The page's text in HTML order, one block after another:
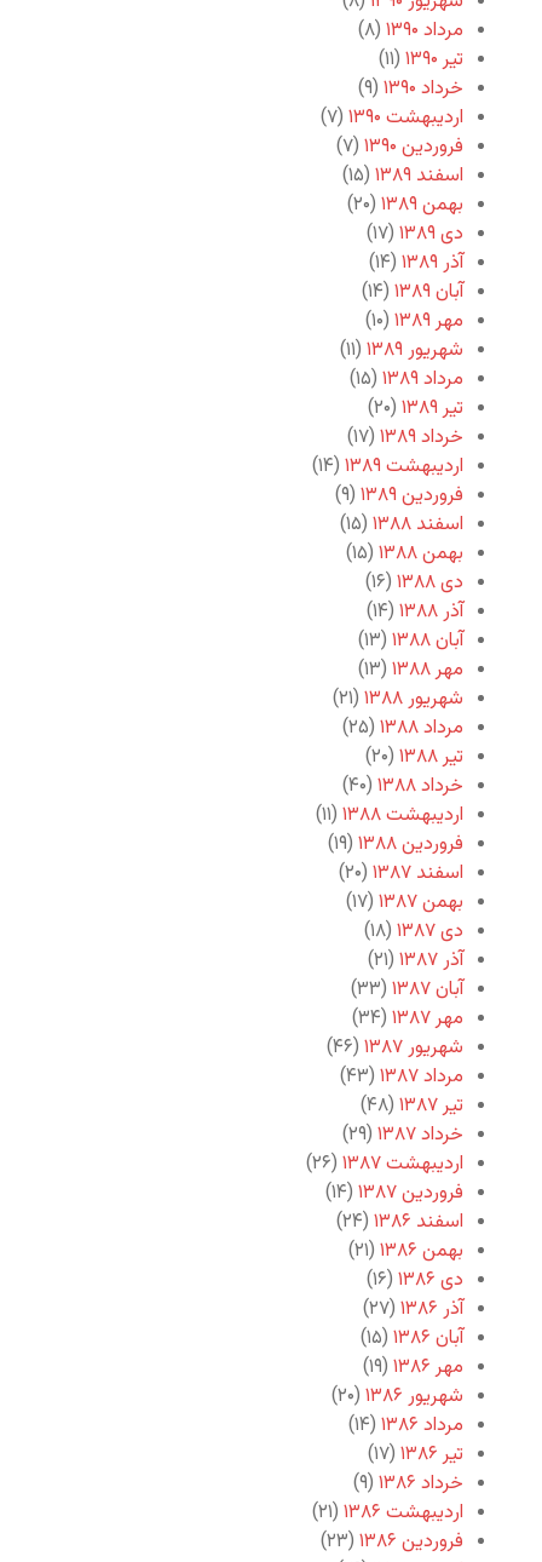
مرداد ۱۳۹۰
(۸)
تیر ۱۳۹۰
(۱۱)
خرداد ۱۳۹۰
(۹)
اردیبهشت ۱۳۹۰
(۷)
فروردین ۱۳۹۰
(۷)
اسفند ۱۳۸۹
(۱۵)
بهمن ۱۳۸۹
(۲۰)
دی ۱۳۸۹
(۱۷)
آذر ۱۳۸۹
(۱۴)
آبان ۱۳۸۹
(۱۴)
مهر ۱۳۸۹
(۱۰)
شهریور ۱۳۸۹
(۱۱)
مرداد ۱۳۸۹
(۱۵)
تیر ۱۳۸۹
(۲۰)
خرداد ۱۳۸۹
(۱۷)
اردیبهشت ۱۳۸۹
(۱۴)
فروردین ۱۳۸۹
(۹)
اسفند ۱۳۸۸
(۱۵)
بهمن ۱۳۸۸
(۱۵)
دی ۱۳۸۸
(۱۶)
آذر ۱۳۸۸
(۱۴)
آبان ۱۳۸۸
(۱۳)
مهر ۱۳۸۸
(۱۳)
شهریور ۱۳۸۸
(۲۱)
مرداد ۱۳۸۸
(۲۵)
تیر ۱۳۸۸
(۲۰)
خرداد ۱۳۸۸
(۴۰)
اردیبهشت ۱۳۸۸
(۱۱)
فروردین ۱۳۸۸
(۱۹)
اسفند ۱۳۸۷
(۲۰)
بهمن ۱۳۸۷
(۱۷)
دی ۱۳۸۷
(۱۸)
آذر ۱۳۸۷
(۲۱)
آبان ۱۳۸۷
(۳۳)
مهر ۱۳۸۷
(۳۴)
شهریور ۱۳۸۷
(۴۶)
مرداد ۱۳۸۷
(۴۳)
تیر ۱۳۸۷
(۴۸)
خرداد ۱۳۸۷
(۲۹)
اردیبهشت ۱۳۸۷
(۲۶)
فروردین ۱۳۸۷
(۱۴)
اسفند ۱۳۸۶
(۲۴)
بهمن ۱۳۸۶
(۲۱)
دی ۱۳۸۶
(۱۶)
آذر ۱۳۸۶
(۲۷)
آبان ۱۳۸۶
(۱۵)
مهر ۱۳۸۶
(۱۹)
شهریور ۱۳۸۶
(۲۰)
مرداد ۱۳۸۶
(۱۴)
تیر ۱۳۸۶
(۱۷)
خرداد ۱۳۸۶
(۹)
اردیبهشت ۱۳۸۶
(۲۱)
فروردین ۱۳۸۶
(۲۳)